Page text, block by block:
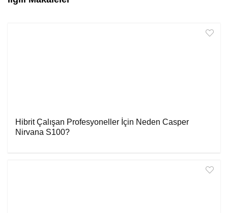
Hibrit Çalışan Profesyoneller İçin Neden Casper
Nirvana S100?